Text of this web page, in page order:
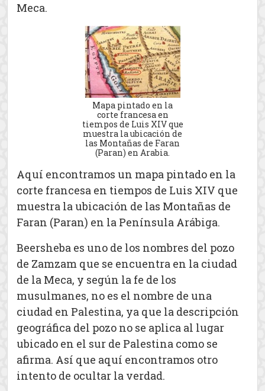
Meca.
Mapa pintado en la
corte francesa en
tiempos de Luis XIV que
muestra la ubicación de
las Montañas de Faran
(Paran) en Arabia.
Aquí encontramos un mapa pintado en la
corte francesa en tiempos de Luis XIV que
muestra la ubicación de las Montañas de
Faran (Paran) en la Península Arábiga.
Beersheba es uno de los nombres del pozo
de Zamzam que se encuentra en la ciudad
de la Meca, y según la fe de los
musulmanes, no es el nombre de una
ciudad en Palestina, ya que la descripción
geográfica del pozo no se aplica al lugar
ubicado en el sur de Palestina como se
afirma. Así que aquí encontramos otro
intento de ocultar la verdad.